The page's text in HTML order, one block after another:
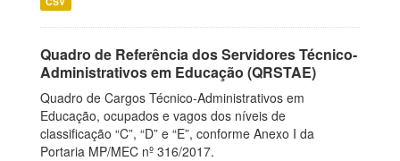
Quadro de Referência dos Servidores Técnico-
Administrativos em Educação (QRSTAE)
Quadro de Cargos Técnico-Administrativos em
Educação, ocupados e vagos dos níveis de
classificação “C”, “D” e “E”, conforme Anexo I da
Portaria MP/MEC nº 316/2017.